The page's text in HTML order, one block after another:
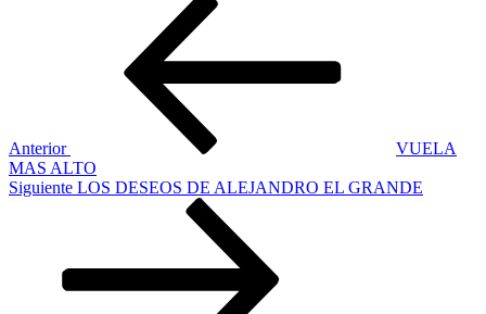
Anterior
VUELA
MAS ALTO
Siguiente
Siguiente LOS DESEOS DE ALEJANDRO EL GRANDE